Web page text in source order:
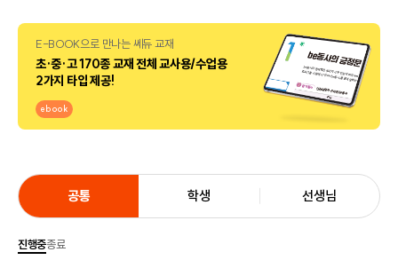
E-BOOK으로 만나는 쎄듀 교재
초·중·고 170종 교재 전체 교사용/수업용
2가지 타입 제공!
ebook
공통 학생 선생님
진행중종료